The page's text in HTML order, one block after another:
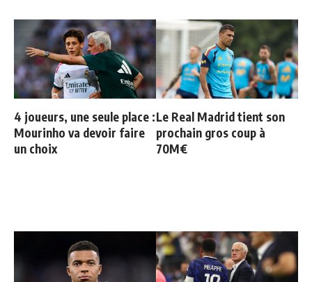
4 joueurs, une seule place :
Mourinho va devoir faire
un choix
Le Real Madrid tient son
prochain gros coup à
70M€